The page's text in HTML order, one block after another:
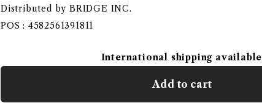
Distributed by BRIDGE INC.
POS : 4582561391811
International shipping available
Add to cart